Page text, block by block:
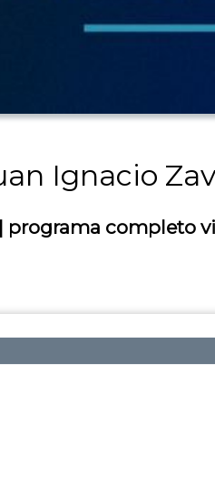
Ignacio
programa completo